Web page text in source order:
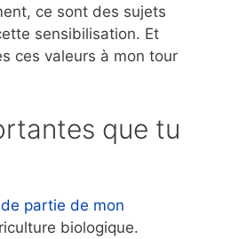
ce sont des sujets
sensibilisation. Et
ces valeurs à mon tour
que tu
partie de mon
biologique.